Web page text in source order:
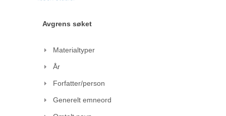
Avgrens søket
Materialtyper
År
Forfatter/person
Generelt emneord